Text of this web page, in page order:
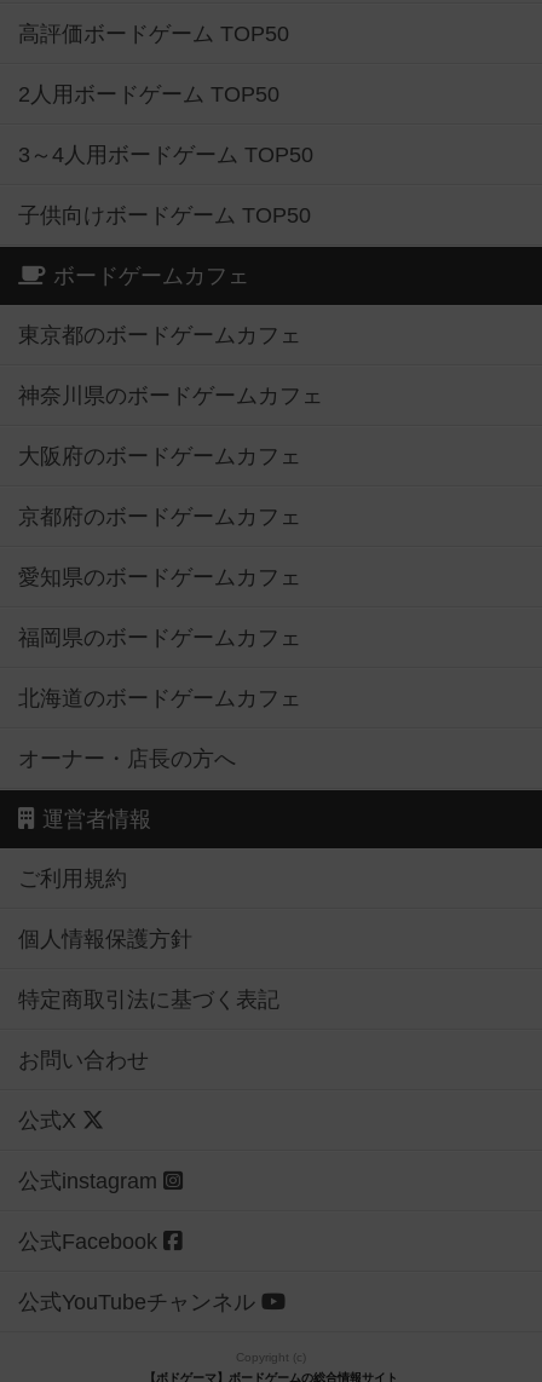
高評価ボードゲーム TOP50
2人用ボードゲーム TOP50
3～4人用ボードゲーム TOP50
子供向けボードゲーム TOP50
ボードゲームカフェ
東京都のボードゲームカフェ
神奈川県のボードゲームカフェ
大阪府のボードゲームカフェ
京都府のボードゲームカフェ
愛知県のボードゲームカフェ
福岡県のボードゲームカフェ
北海道のボードゲームカフェ
オーナー・店長の方へ
運営者情報
ご利用規約
個人情報保護方針
特定商取引法に基づく表記
お問い合わせ
公式X
公式instagram
公式Facebook
公式YouTubeチャンネル
Copyright (c)
【ボドゲーマ】ボードゲームの総合情報サイト